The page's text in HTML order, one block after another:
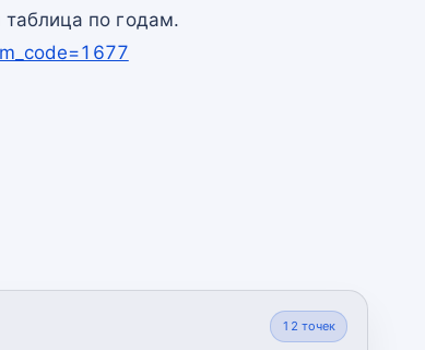
по годам.
12 точек